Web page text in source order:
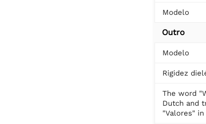
Modelo
Outro
Modelo
Rigidez
The word
Dutch and
"Valores"